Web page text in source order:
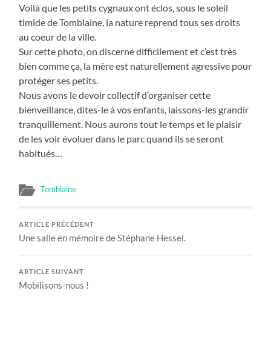
Voilà que les petits cygnaux ont éclos, sous le soleil
timide de Tomblaine, la nature reprend tous ses droits
au coeur de la ville.
Sur cette photo, on discerne difficilement et c’est très
bien comme ça, la mère est naturellement agressive pour
protéger ses petits.
Nous avons le devoir collectif d’organiser cette
bienveillance, dites-le à vos enfants, laissons-les grandir
tranquillement. Nous aurons tout le temps et le plaisir
de les voir évoluer dans le parc quand ils se seront
habitués…
Tomblaine
ARTICLE PRÉCÉDENT
Une salle en mémoire de Stéphane Hessel.
ARTICLE SUIVANT
Mobilisons-nous !